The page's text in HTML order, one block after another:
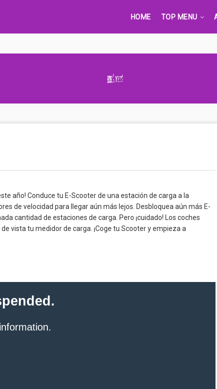
HOME TOP MENU
Advertisement Adsense
año! Conduce tu E-Scooter de una estación de carga a la
de velocidad para llegar aún más lejos. Desbloquea aún más E-
cantidad de estaciones de carga. Pero ¡cuidado! Los coches
vista tu medidor de carga. ¡Coge tu Scooter y empieza a